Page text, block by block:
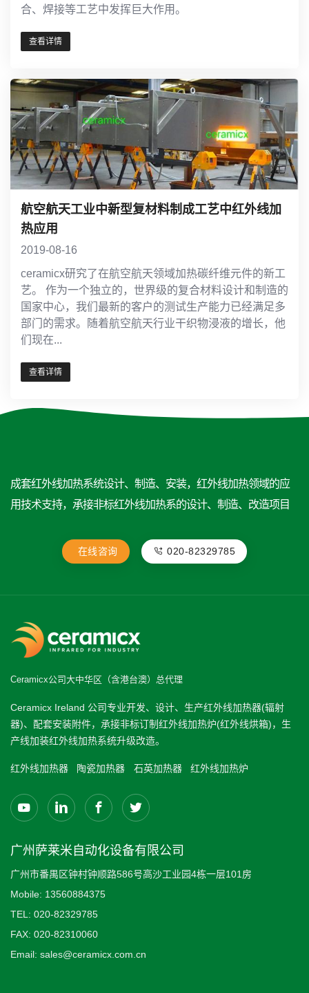
合、焊接等工艺中发挥巨大作用。
查看详情
航空航天工业中新型复材料制成工艺中红外线加
热应用
2019-08-16
ceramicx研究了在航空航天领域加热碳纤维元件的新工
艺。 作为一个独立的，世界级的复合材料设计和制造的
国家中心，我们最新的客户的测试生产能力已经满足多
部门的需求。随着航空航天行业干织物浸液的增长，他
们现在...
查看详情
成套红外线加热系统设计、制造、安装，红外线加热领域的应
用技术支持，承接非标红外线加热系的设计、制造、改造项目
在线咨询 020-82329785
Ceramicx公司大中华区（含港台澳）总代理
Ceramicx Ireland 公司专业开发、设计、生产红外线加热器(辐射
器)、配套安装附件，承接非标订制红外线加热炉(红外线烘箱)，生
产线加装红外线加热系统升级改造。
红外线加热器 陶瓷加热器 石英加热器 红外线加热炉
广州萨莱米自动化设备有限公司
广州市番禺区钟村钟顺路586号高沙工业园4栋一层101房
Mobile: 13560884375
TEL: 020-82329785
FAX: 020-82310060
Email: sales@ceramicx.com.cn